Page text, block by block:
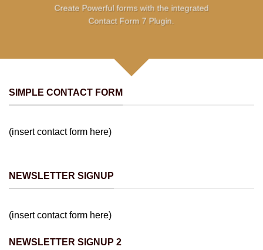
Create Powerful forms with the integrated
Contact Form 7 Plugin.
SIMPLE CONTACT FORM
(insert contact form here)
NEWSLETTER SIGNUP
(insert contact form here)
NEWSLETTER SIGNUP 2